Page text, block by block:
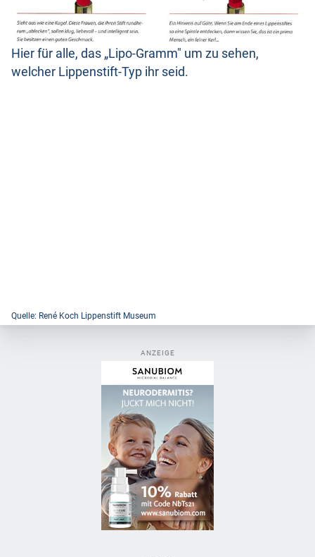
Hier für alle, das „Lipo-Gramm" um zu sehen,
welcher Lippenstift-Typ ihr seid.
Quelle: René Koch Lippenstift Museum
ANZEIGE